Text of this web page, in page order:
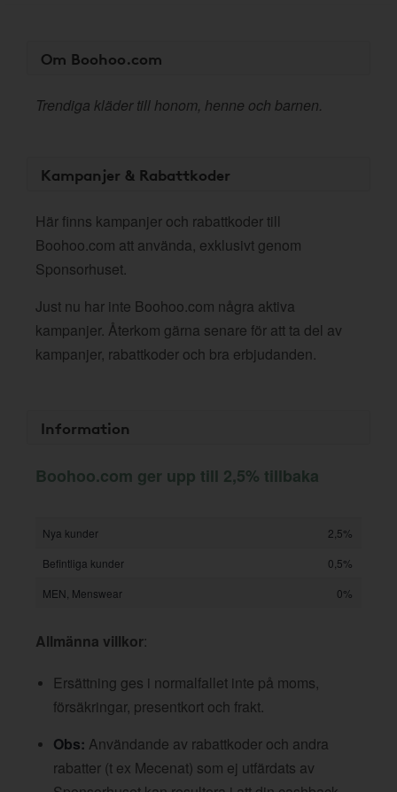
Om Boohoo.com
Trendiga kläder till honom, henne och barnen.
Kampanjer & Rabattkoder
Här finns kampanjer och rabattkoder till
Boohoo.com att använda, exklusivt genom
Sponsorhuset.
Just nu har inte Boohoo.com några aktiva
kampanjer. Återkom gärna senare för att ta del av
kampanjer, rabattkoder och bra erbjudanden.
Information
Boohoo.com ger upp till 2,5% tillbaka
Nya kunder
2,5%
Befintliga kunder
0,5%
MEN, Menswear
0%
Allmänna villkor:
Ersättning ges i normalfallet inte på moms,
försäkringar, presentkort och frakt.
Obs: Användande av rabattkoder och andra
rabatter (t ex Mecenat) som ej utfärdats av